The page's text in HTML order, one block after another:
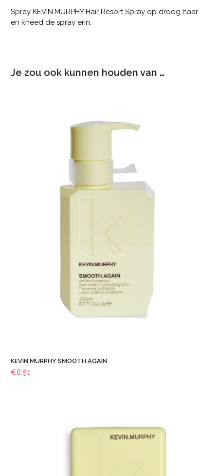
Spray KEVIN.MURPHY Hair Resort Spray op droog haar
en kneed de spray erin.
Je zou ook kunnen houden van …
KEVIN.MURPHY SMOOTH.AGAIN
€8.50